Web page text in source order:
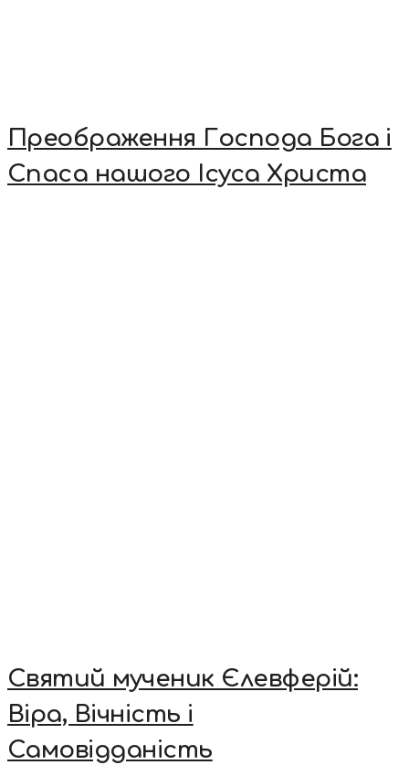
Преображення Господа Бога і
Спаса нашого Ісуса Христа
Святий мученик Єлевферій:
Віра, Вічність і
Самовідданість